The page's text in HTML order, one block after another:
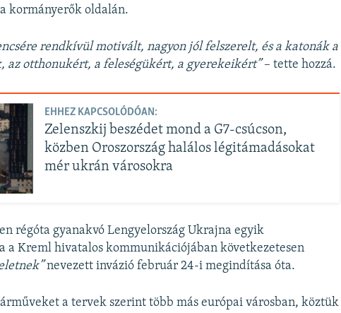
kormányerők oldalán.
rendkívül motivált, nagyon jól felszerelt, és a katonák a
az otthonukért, a feleségükért, a gyerekeikért”– tette hozzá.
EHHEZ KAPCSOLÓDÓAN:
Zelenszkij beszédet mond a G7-csúcson,
közben Oroszország halálos légitámadásokat
mér ukrán városokra
régóta gyanakvó Lengyelország Ukrajna egyik
a Kreml hivatalos kommunikációjában következetesen
nevezett invázió február 24-i megindítása óta.
a tervek szerint több más európai városban, köztük